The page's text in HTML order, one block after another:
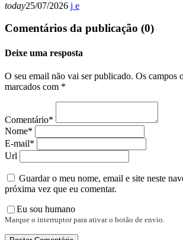
today25/07/2026
Comentários da publicação (0)
Deixe uma resposta
O seu email não vai ser publicado. Os campos
marcados com *
Comentário*
Nome*
E-mail*
Url
Guardar o meu nome, email e site neste
próxima vez que eu comentar.
Eu sou humano
Marque o interruptor para ativar o botão de envio.